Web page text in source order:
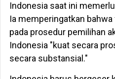
Indonesia saat ini
Ia memperingatkan
pada prosedur pemilihan
Indonesia "kuat secara
secara substansial."